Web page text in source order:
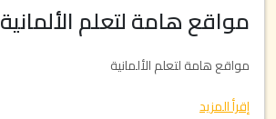
مواقع هامة لتعلم الألمانية
مواقع هامة لتعلم الألمانية
إقرأ المزيد